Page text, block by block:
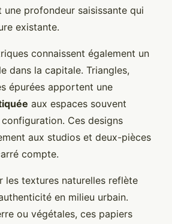
une profondeur saisissante qui
existante.
connaissent également un
dans la capitale. Triangles,
épurées apportent une
aux espaces souvent
Ces designs
aux studios et deux-pièces
compte.
les textures naturelles reflète
en milieu urbain.
ou végétales, ces papiers